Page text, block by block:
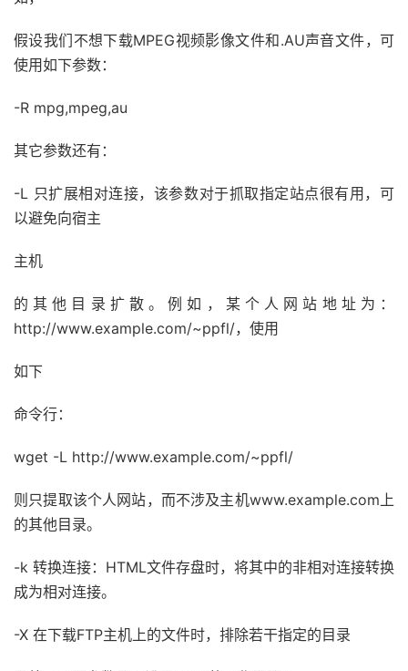
假设我们不想下载MPEG视频影像文件和.AU声音文件，可
使用如下参数：
-R mpg,mpeg,au
其它参数还有：
-L 只扩展相对连接，该参数对于抓取指定站点很有用，可
以避免向宿主
主机
的其他目录扩散。例如，某个人网站地址为：
http://www.example.com/~ppfl/，使用
如下
命令行：
wget -L http://www.example.com/~ppfl/
则只提取该个人网站，而不涉及主机www.example.com上
的其他目录。
-k 转换连接：HTML文件存盘时，将其中的非相对连接转换
成为相对连接。
-X 在下载FTP主机上的文件时，排除若干指定的目录